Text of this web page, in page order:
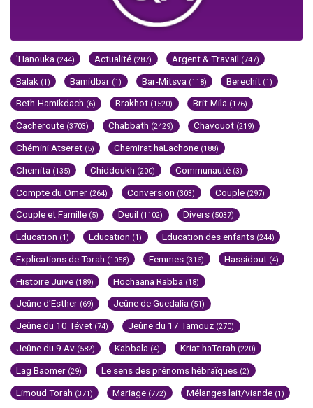
'Hanouka (244) Actualité (287) Argent & Travail (747)
Balak (1) Bamidbar (1) Bar-Mitsva (118) Berechit (1)
Beth-Hamikdach (6) Brakhot (1520) Brit-Mila (176)
Cacheroute (3703) Chabbath (2429) Chavouot (219)
Chémini Atseret (5) Chemirat haLachone (188)
Chemita (135) Chiddoukh (200) Communauté (3)
Compte du Omer (264) Conversion (303) Couple (297)
Couple et Famille (5) Deuil (1102) Divers (5037)
Education (1) Education (1) Education des enfants (244)
Explications de Torah (1058) Femmes (316) Hassidout (4)
Histoire Juive (189) Hochaana Rabba (18)
Jeûne d'Esther (69) Jeûne de Guedalia (51)
Jeûne du 10 Tévet (74) Jeûne du 17 Tamouz (270)
Jeûne du 9 Av (582) Kabbala (4) Kriat haTorah (220)
Lag Baomer (29) Le sens des prénoms hébraïques (2)
Limoud Torah (371) Mariage (772) Mélanges lait/viande (1)